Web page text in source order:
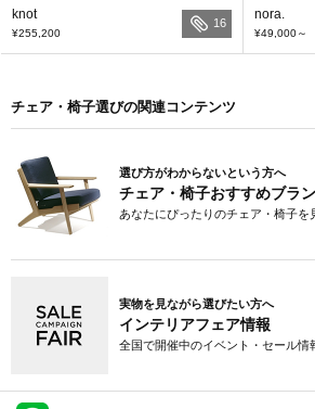
knot
¥255,200
16
nora.
¥49,000～
チェア・椅子選びの関連コンテンツ
選び方がわからないという方へ
チェア・椅子おすすめブラ
あなたにぴったりのチェア・椅子を
実物を見ながら選びたい方へ
インテリアフェア情報
全国で開催中のイベント・セール情